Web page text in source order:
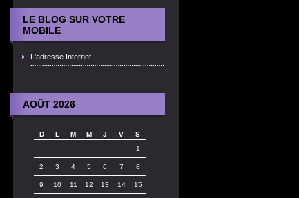
LE BLOG SUR VOTRE
MOBILE
L'adresse Internet
AOÛT 2026
D L M M J V
S
1
2 3 4 5 6 7 8
9 10 11 12 13 14 15